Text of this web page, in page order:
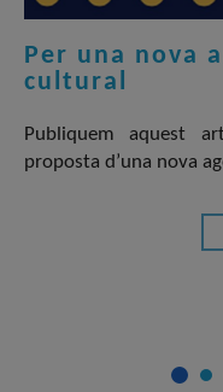
Per una nova
cultural
Publiquem aquest
proposta d’una nova